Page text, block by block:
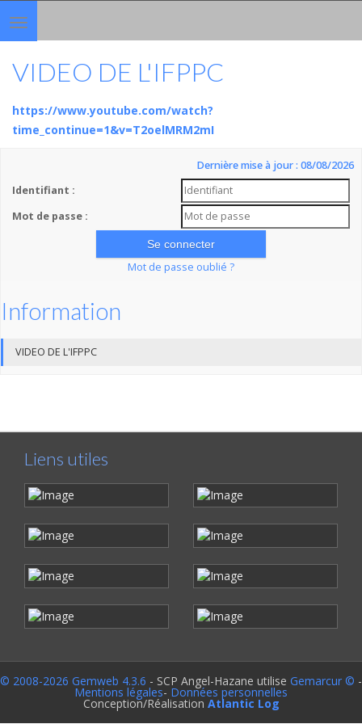
Toggle
navigation
VIDEO DE L'IFPPC
https://www.youtube.com/watch?
time_continue=1&v=T2oelMRM2mI
Dernière mise à jour : 08/08/2026
Identifiant :
Mot de passe :
Mot de passe oublié ?
Information
VIDEO DE L'IFPPC
Liens utiles
© 2008-2026 Gemweb 4.3.6 - SCP Angel-Hazane utilise Gemarcur © -
Mentions légales- Données personnelles
Conception/Réalisation Atlantic Log